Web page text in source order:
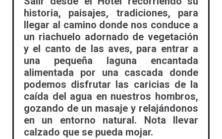
historia, paisajes, tradiciones, para
llegar al camino donde nos conduce a
un riachuelo adornado de vegetación
y el canto de las aves, para entrar a
una pequeña laguna encantada
alimentada por una cascada donde
podemos disfrutar las caricias de la
caída del agua en nuestros hombros,
gozando de un masaje y relajándonos
en un entorno natural. Nota llevar
calzado que se pueda mojar.